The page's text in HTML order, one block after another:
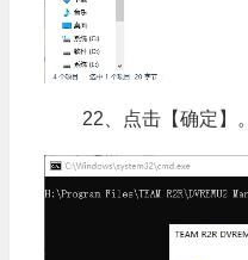
22、点击【确定】。